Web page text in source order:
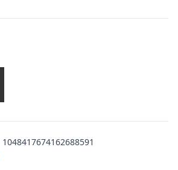
1048417674162688591